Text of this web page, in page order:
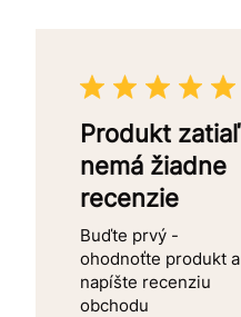
Produkt zatiaľ
nemá žiadne
recenzie
Buďte prvý -
ohodnoťte produkt a
napíšte recenziu
obchodu